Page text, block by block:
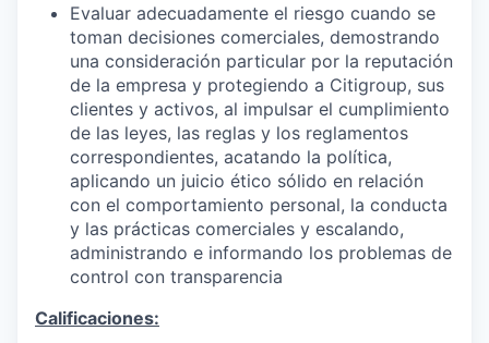
Evaluar adecuadamente el riesgo cuando se
toman decisiones comerciales, demostrando
una consideración particular por la reputación
de la empresa y protegiendo a Citigroup, sus
clientes y activos, al impulsar el cumplimiento
de las leyes, las reglas y los reglamentos
correspondientes, acatando la política,
aplicando un juicio ético sólido en relación
con el comportamiento personal, la conducta
y las prácticas comerciales y escalando,
administrando e informando los problemas de
control con transparencia
Calificaciones: